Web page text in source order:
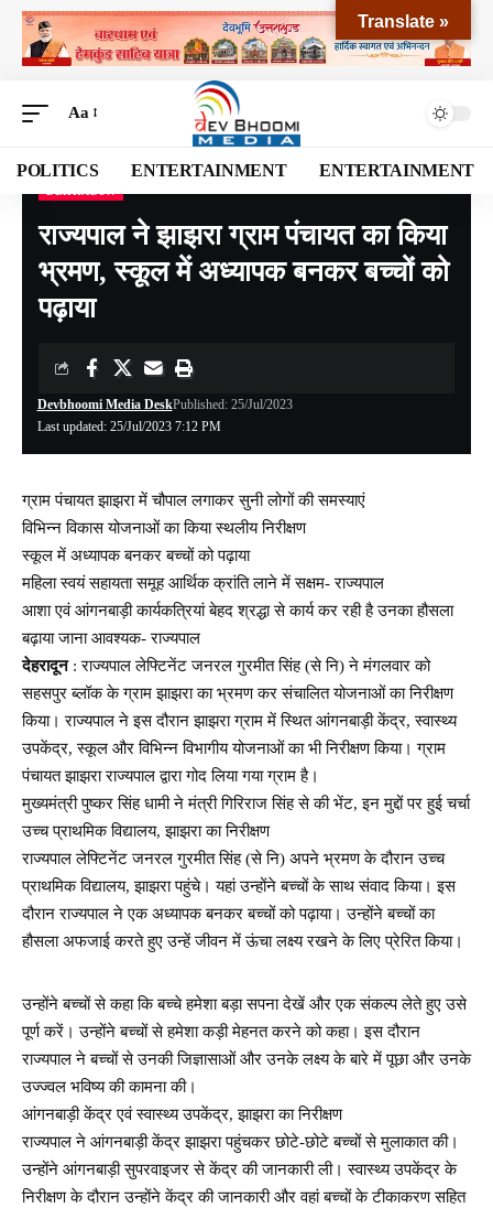
Aa
POLITICS ENTERTAINMENT ENTERTAINMENT
Devbhoomi Media>Blog>NATIONAL>UTTARAKHAND >DEHRADUN>
राज्यपाल ने झाझरा ग्राम पंचायत का किया
भ्रमण, स्कूल में अध्यापक बनकर बच्चों को
पढ़ाया
Last updated: 25/Jul/2023 7:12 PM
Devbhoomi Media DeskPublished: 25/Jul/2023
ग्राम पंचायत झाझरा में चौपाल लगाकर सुनी लोगों की समस्याएं
विभिन्न विकास योजनाओं का किया स्थलीय निरीक्षण
स्कूल में अध्यापक बनकर बच्चों को पढ़ाया
महिला स्वयं सहायता समूह आर्थिक क्रांति लाने में सक्षम- राज्यपाल
आशा एवं आंगनबाड़ी कार्यकत्रियां बेहद श्रद्धा से कार्य कर रही है उनका हौसला
बढ़ाया जाना आवश्यक- राज्यपाल
देहरादून: राज्यपाल लेफ्टिनेंट जनरल गुरमीत सिंह (से नि) ने मंगलवार को
सहसपुर ब्लॉक के ग्राम झाझरा का भ्रमण कर संचालित योजनाओं का निरीक्षण
किया। राज्यपाल ने इस दौरान झाझरा ग्राम में स्थित आंगनबाड़ी केंद्र, स्वास्थ्य
उपकेंद्र, स्कूल और विभिन्न विभागीय योजनाओं का भी निरीक्षण किया। ग्राम
पंचायत झाझरा राज्यपाल द्वारा गोद लिया गया ग्राम है।
मुख्यमंत्री पुष्कर सिंह धामी ने मंत्री गिरिराज सिंह से की भेंट, इन मुद्दों पर हुई चर्चा
उच्च प्राथमिक विद्यालय, झाझरा का निरीक्षण
राज्यपाल लेफ्टिनेंट जनरल गुरमीत सिंह (से नि) अपने भ्रमण के दौरान उच्च
प्राथमिक विद्यालय, झाझरा पहुंचे। यहां उन्होंने बच्चों के साथ संवाद किया। इस
दौरान राज्यपाल ने एक अध्यापक बनकर बच्चों को पढ़ाया। उन्होंने बच्चों का
हौसला अफजाई करते हुए उन्हें जीवन में ऊंचा लक्ष्य रखने के लिए प्रेरित किया।
उन्होंने बच्चों से कहा कि बच्चे हमेशा बड़ा सपना देखें और एक संकल्प लेते हुए उसे
पूर्ण करें। उन्होंने बच्चों से हमेशा कड़ी मेहनत करने को कहा। इस दौरान
राज्यपाल ने बच्चों से उनकी जिज्ञासाओं और उनके लक्ष्य के बारे में पूछा और उनके
उज्ज्वल भविष्य की कामना की।
आंगनबाड़ी केंद्र एवं स्वास्थ्य उपकेंद्र, झाझरा का निरीक्षण
राज्यपाल ने आंगनबाड़ी केंद्र झाझरा पहुंचकर छोटे-छोटे बच्चों से मुलाकात की।
उन्होंने आंगनबाड़ी सुपरवाइजर से केंद्र की जानकारी ली। स्वास्थ्य उपकेंद्र के
निरीक्षण के दौरान उन्होंने केंद्र की जानकारी और वहां बच्चों के टीकाकरण सहित
Translate »